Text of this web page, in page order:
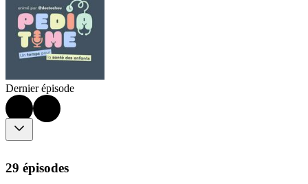
Dernier épisode
29 épisodes